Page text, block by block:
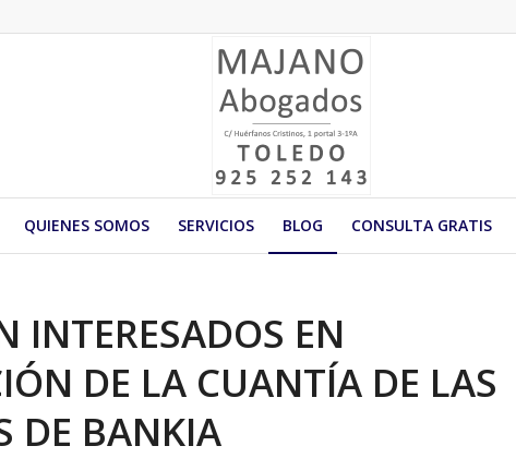
QUIENES SOMOS SERVICIOS BLOG CONSULTA GRATIS
INTERESADOS EN
DE LA CUANTÍA DE LAS
DE BANKIA